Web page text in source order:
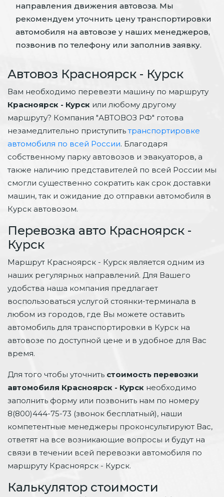
направления движения автовоза. Мы
рекомендуем уточнить цену транспортировки
автомобиля на автовозе у наших менеджеров,
позвонив по телефону или заполнив заявку.
Автовоз Красноярск - Курск
Вам необходимо перевезти машину по маршруту
Красноярск - Курск или любому другому
маршруту? Компания "АВТОВОЗ РФ" готова
незамедлительно приступитьтранспортировке
автомобиля по всей России. Благодаря
собственному парку автовозов и эвакуаторов, а
также наличию представителей по всей России мы
смогли существенно сократить как срок доставки
машин, так и ожидание до отправки автомобиля в
Курск автовозом.
Перевозка авто Красноярск -
Курск
Маршрут Красноярск - Курск является одним из
наших регулярных направлений. Для Вашего
удобства наша компания предлагает
воспользоваться услугой стоянки-терминала в
любом из городов, где Вы можете оставить
автомобиль для транспортировки в Курск на
автовозе по доступной цене и в удобное для Вас
время.
Для того чтобы уточнить стоимость перевозки
автомобиля Красноярск - Курск необходимо
заполнить форму или позвонить нам по номеру
8(800)444-75-73 (звонок бесплатный), наши
компетентные менеджеры проконсультируют Вас,
ответят на все возникающие вопросы и будут на
связи в течении всей перевозки автомобиля по
маршруту Красноярск - Курск.
Калькулятор стоимости